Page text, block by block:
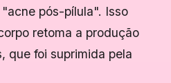
pós-pílula". Isso
retoma a produção
que foi suprimida pela